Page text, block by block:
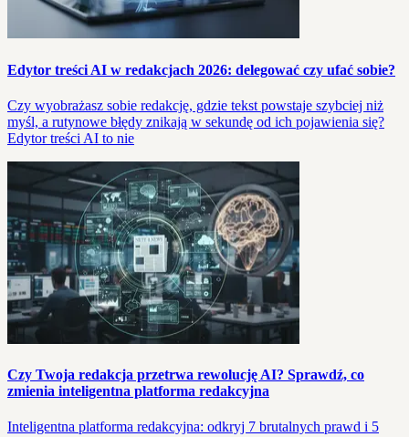
Edytor treści AI w redakcjach 2026: delegować czy ufać sobie?
Czy wyobrażasz sobie redakcję, gdzie tekst powstaje szybciej niż
myśl, a rutynowe błędy znikają w sekundę od ich pojawienia się?
Edytor treści AI to nie
Czy Twoja redakcja przetrwa rewolucję AI? Sprawdź, co
zmienia inteligentna platforma redakcyjna
Inteligentna platforma redakcyjna: odkryj 7 brutalnych prawd i 5